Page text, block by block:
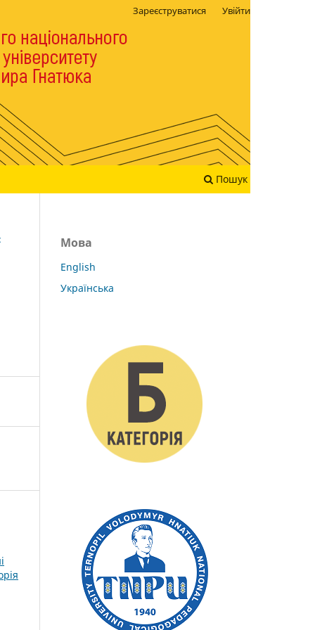
Пошук
Зареєструватися Увійти
Мова
English
Українська